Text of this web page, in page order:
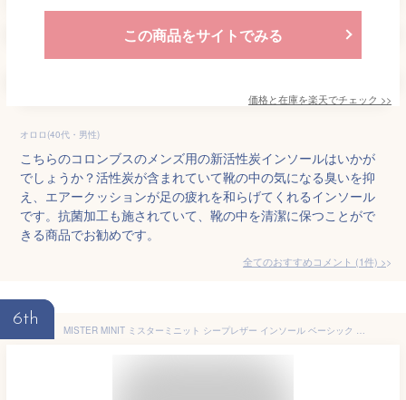
この商品をサイトでみる
価格と在庫を楽天でチェック >>
オロロ(40代・男性)
こちらのコロンブスのメンズ用の新活性炭インソールはいかが
でしょうか？活性炭が含まれていて靴の中の気になる臭いを抑
え、エアークッションが足の疲れを和らげてくれるインソール
です。抗菌加工も施されていて、靴の中を清潔に保つことがで
きる商品でお勧めです。
全てのおすすめコメント (1件) >
6th
MISTER MINIT ミスターミニット シープレザー インソール ベーシック 26.5-27.0cm ナチュラル レザー中敷き 革靴 薄型 ヌメ革 サイズ調整 ムレ防止 消臭 吸湿性 かかとクッション ビジネスシューズ ドレスシューズ メンズ レディース 男女兼用